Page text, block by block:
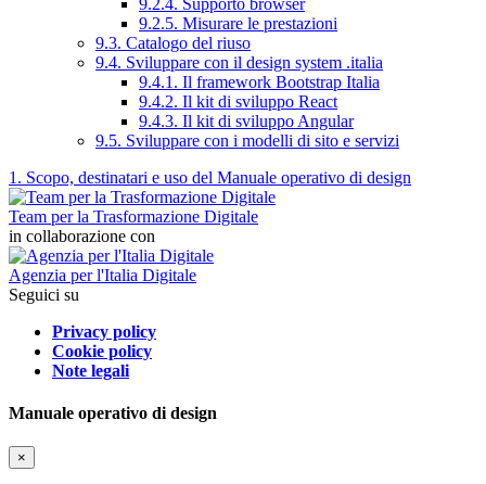
9.2.5. Misurare le prestazioni
9.3. Catalogo del riuso
9.4. Sviluppare con il design system .italia
9.4.1. Il framework Bootstrap Italia
9.4.2. Il kit di sviluppo React
9.4.3. Il kit di sviluppo Angular
9.5. Sviluppare con i modelli di sito e servizi
1. Scopo, destinatari e uso del Manuale operativo di design
Team per la Trasformazione Digitale
in collaborazione con
Agenzia per l'Italia Digitale
Seguici su
Privacy policy
Cookie policy
Note legali
Manuale operativo di design
×